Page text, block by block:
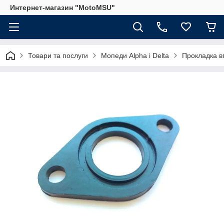
Интернет-магазин "MotoMSU"
Товари та послуги Мопеди Alpha і Delta Прокладка